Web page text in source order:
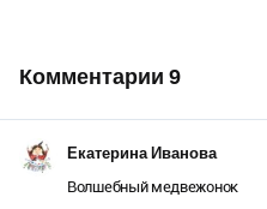
Комментарии 9
Екатерина Иванова
Волшебный медвежонок